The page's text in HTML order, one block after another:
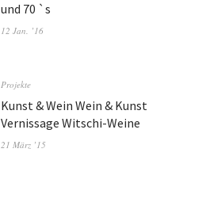
und 70 `s
12 Jan. ’16
Projekte
Kunst & Wein Wein & Kunst
Vernissage Witschi-Weine
21 März ’15